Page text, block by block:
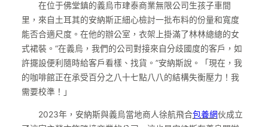
在位于佛堂鎮的義烏市珒泰商業無限公司生孩子車間
里，來自土耳其的安納斯正細心檢討一批布料的份量和寬度
能否合適尺度。在他的辦公室，衣架上掛滿了林林總總的女
式裙裝。“在義烏，我們的公司對接來自分歧國度的客戶，如
許擺設便利隨時給客戶看樣、找貨。”安納斯說。「現在，我
的咖啡館正在承受百分之八十七點八八的結構失衡壓力！我
需要校準！」
2023年，安納斯與義烏當地商人徐航飛合包養網伙成立